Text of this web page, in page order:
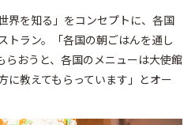
界を知る」をコンセプトに、各国
トラン。「各国の朝ごはんを通し
らおうと、各国のメニューは大使館
に教えてもらっています」とオー